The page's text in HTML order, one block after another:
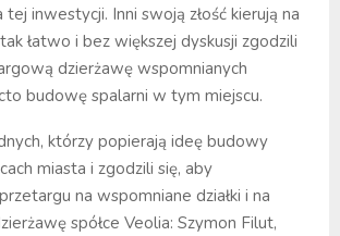
inwestycji. Inni swoją złość kierują na
łatwo i bez większej dyskusji zgodzili
dzierżawę wspomnianych
budowę spalarni w tym miejscu.
którzy popierają ideę budowy
miasta i zgodzili się, aby
na wspomniane działki i na
spółce Veolia: Szymon Filut,